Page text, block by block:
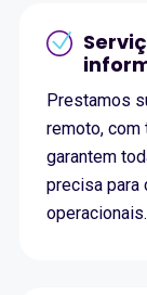
Prestamos
remoto,
garantem
precisa para
operacionais.